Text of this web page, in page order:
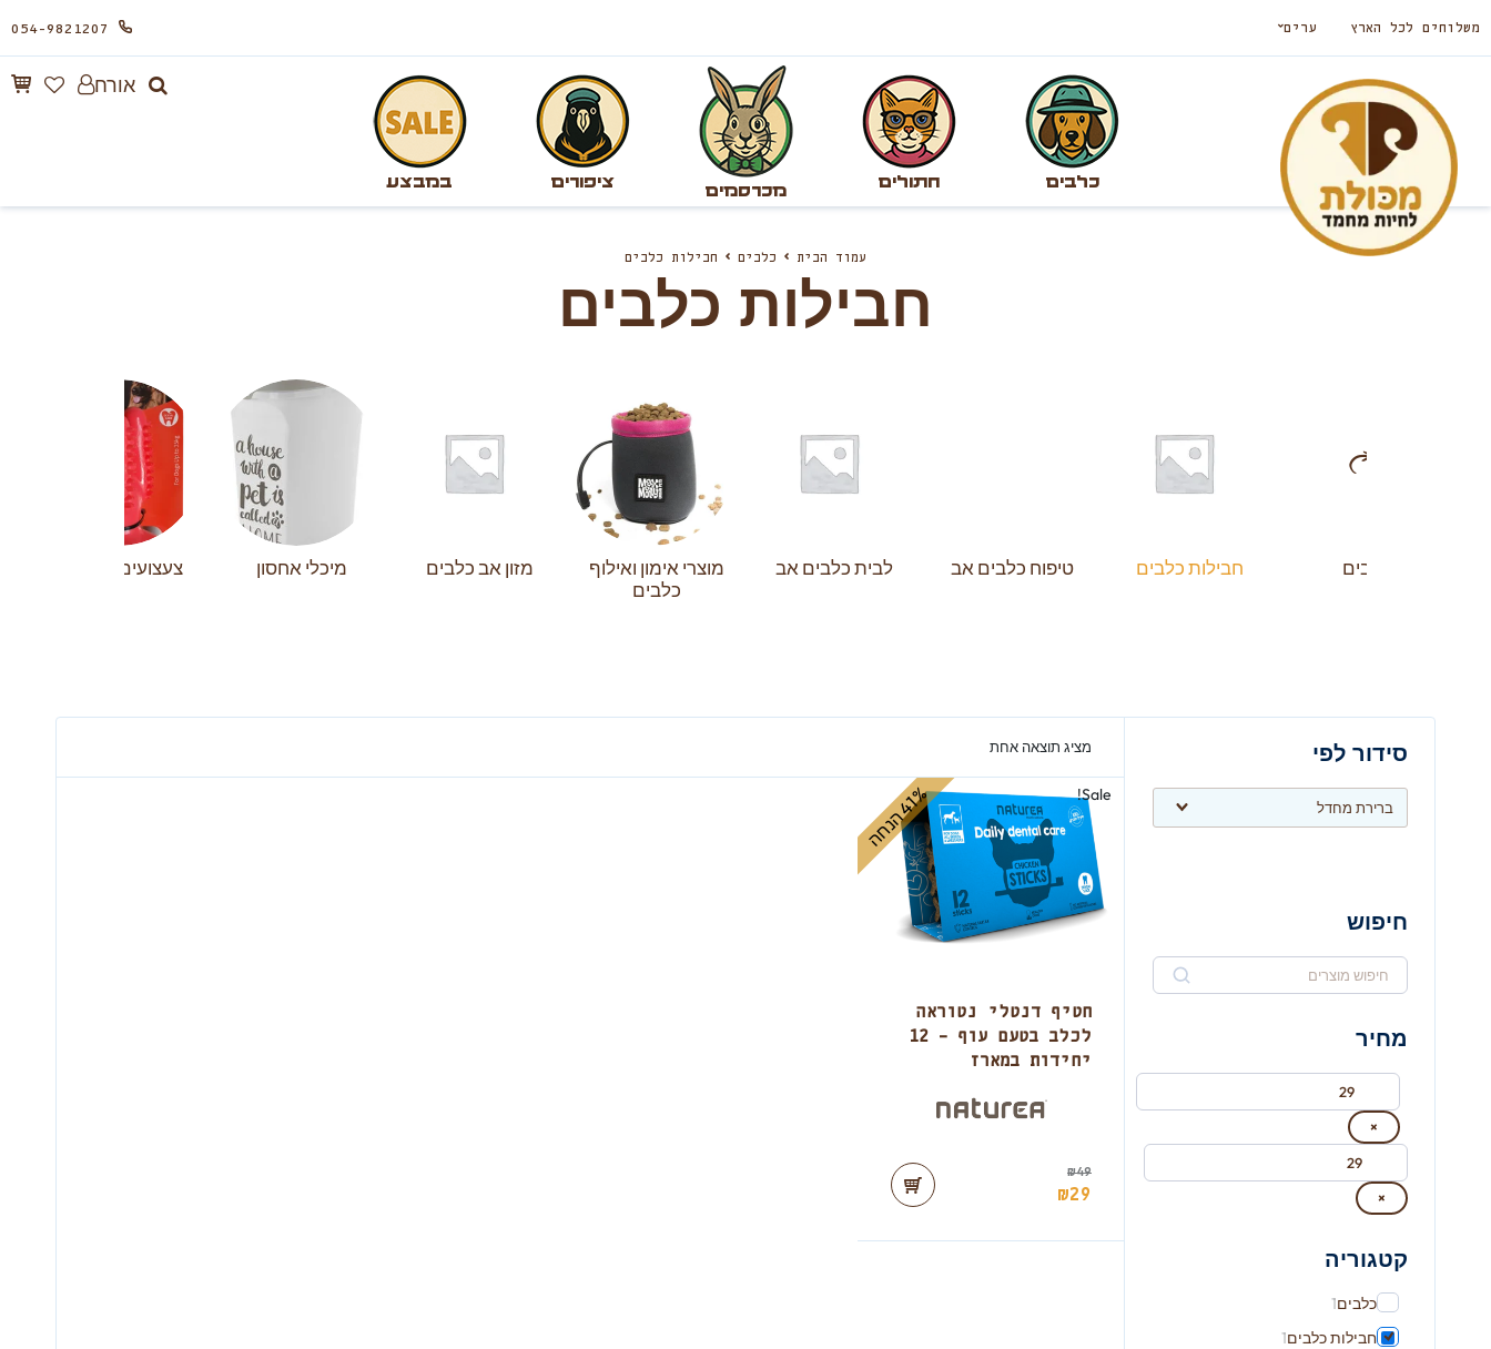
משלוחים לכל הארץ ערים 054-9821207
כלבים חתולים
מכרסמים
ציפורים במבצע
אורח
עמוד הבית כלבים חבילות כלבים
חבילות כלבים
כלבים חבילות כלבים טיפוח כלבים אב לבית כלבים אב
מוצרי אימון ואילוף
כלבים
מזון אב כלבים מיכלי אחסון צעצועים כלבים
סידור לפי
חיפוש
מחיר
×
×
קטגוריה
כלבים1
חבילות כלבים1
מציג תוצאה אחת
Sale!
חטיף דנטלי נטוראה
לכלב בטעם עוף – 12
יחידות במארז
₪49
₪29
4
1
%
ה
נ
ח
ה